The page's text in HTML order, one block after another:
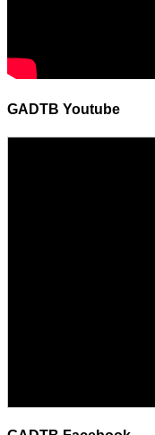
GADTB Youtube